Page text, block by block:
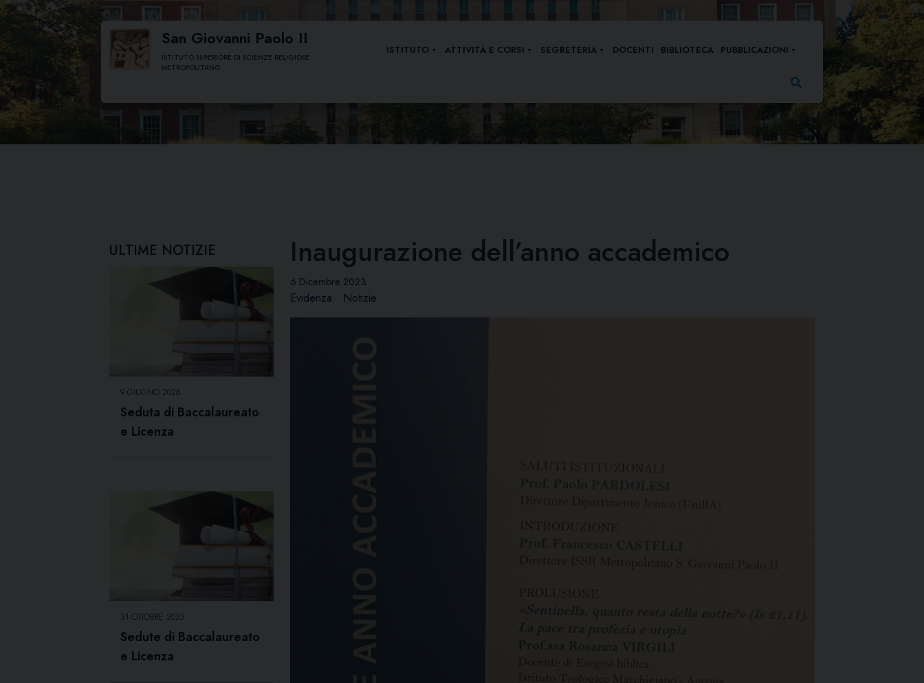
Skip
San Giovanni Paolo II
ISTITUTO SUPERIORE DI SCIENZE RELIGIOSE
METROPOLITANO
ISTITUTO ATTIVITÀ E CORSI SEGRETERIA DOCENTI BIBLIOTECA PUBBLICAZIONI
Ricerca
ULTIME NOTIZIE
9 GIUGNO 2026
Seduta di Baccalaureato
e Licenza
31 OTTOBRE 2025
Sedute di Baccalaureato
e Licenza
Inaugurazione dell’anno accademico
6 Dicembre 2023
Evidenza Notizie